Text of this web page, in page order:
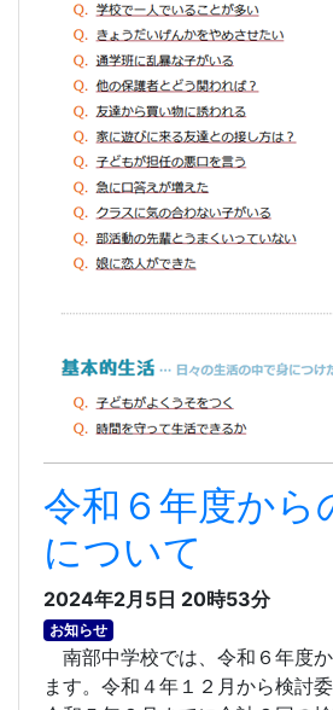
令和６年度から
について
2024年2月5日 20時53分
お知らせ
南部中学校では、令和６年度
ます。令和４年１２月から検討